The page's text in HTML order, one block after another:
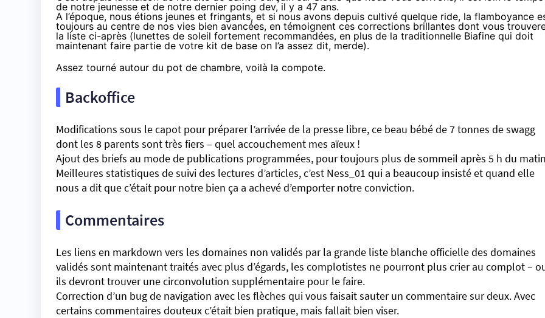
de notre jeunesse et de notre dernier poing dev, il y a 47 ans.
A l’époque, nous étions jeunes et fringants, et si nous avons depuis cultivé quelque ride, la flamboyance
toujours au centre de nos vies bien avancées, en témoignent ces corrections brillantes dont vous
la liste ci-après (lunettes de soleil fortement recommandées, en plus de la traditionnelle Biafine qui doit
maintenant faire partie de votre kit de base on l’a assez dit, merde).
Assez tourné autour du pot de chambre, voilà la compote.
Backoffice
Modifications sous le capot pour préparer l’arrivée de la presse libre, ce beau bébé de 7 tonnes de swagg
dont les 8 parents sont très fiers – quel accouchement mes aïeux !
Ajout des briefs au mode de publications programmées, pour toujours plus de sommeil après 5 h du
Meilleures statistiques de suivi des lectures d’articles, c’est Ness_01 qui a beaucoup insisté et quand elle
nous a dit que c’était pour notre bien ça a achevé d’emporter notre conviction.
Commentaires
Les liens en markdown vers les domaines non validés par la grande liste blanche officielle des domaines
validés sont maintenant traités avec plus d’égards, les complotistes ne pourront plus crier au complot –
ils devront trouver une circonvolution supplémentaire pour le faire.
Correction d’un bug de navigation avec les flèches qui vous faisait sauter un commentaire sur deux. Avec
certains commentaires douteux c’était bien pratique, mais fallait bien viser.